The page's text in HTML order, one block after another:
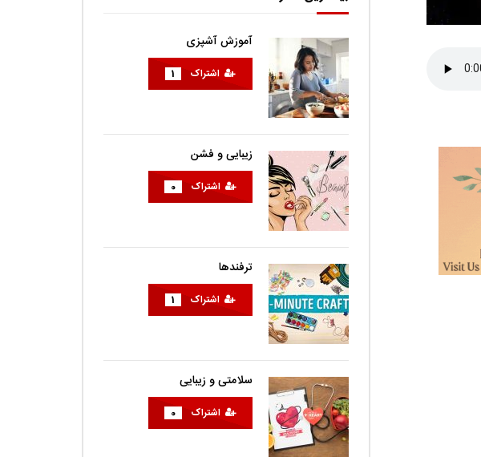
آموزش آشپزی
اشتراک 1
زیبایی و فشن
اشتراک 0
ترفندها
اشتراک 1
سلامتی و زیبایی
اشتراک 0